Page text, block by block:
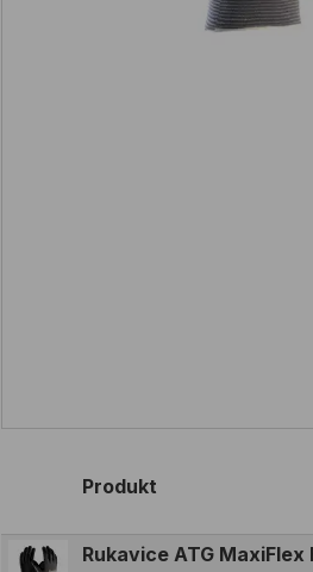
Produkt
Rukavice ATG MaxiFlex